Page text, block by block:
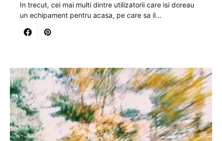
In trecut, cei mai multi dintre utilizatorii care isi doreau
un echipament pentru acasa, pe care sa il…